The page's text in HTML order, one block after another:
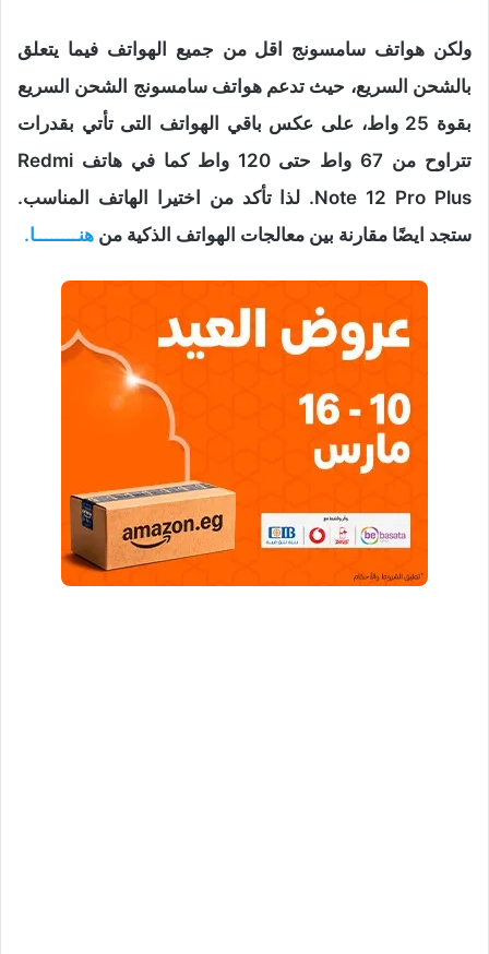
ولكن هواتف سامسونج اقل من جميع الهواتف فيما يتعلق
بالشحن السريع، حيث تدعم هواتف سامسونج الشحن السريع
بقوة 25 واط، على عكس باقي الهواتف التى تأتي بقدرات
تتراوح من 67 واط حتى 120 واط كما في هاتف Redmi
Note 12 Pro Plus. لذا تأكد من اختيرا الهاتف المناسب.
ستجد ايضًا مقارنة بين معالجات الهواتف الذكية من هنــــــــا.